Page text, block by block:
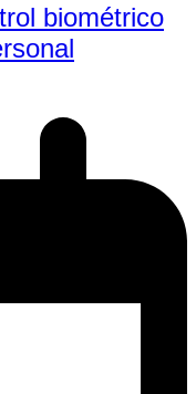
biométrico